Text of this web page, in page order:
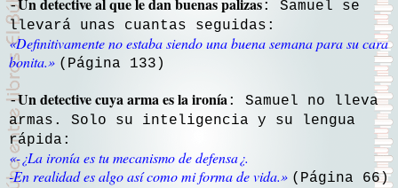
-Un detective al que le dan buenas palizas: Samuel se
llevará unas cuantas seguidas:
«Definitivamente no estaba siendo una buena semana para su cara
bonita.» (Página 133)
-Un detective cuya arma es la ironía: Samuel no lleva
armas. Solo su inteligencia y su lengua
rápida:
«-¿La ironía es tu mecanismo de defensa¿.
-En realidad es algo así como mi forma de vida.» (Página 66)